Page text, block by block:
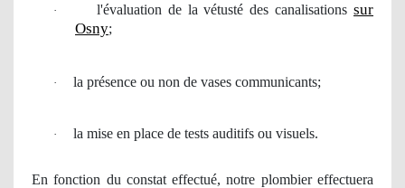
· l'évaluation de la vétustédes canalisationssur
Osny;
· la présence ou non de vases communicants;
· la mise en place de tests auditifs ou visuels.
En fonction du constat effectué, notre plombiereffectuera